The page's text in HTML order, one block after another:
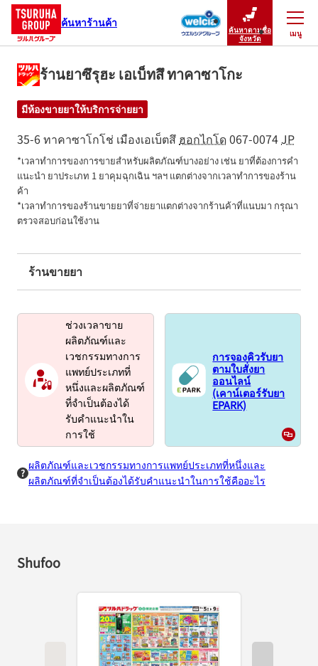
ค้นหาร้านค้า
ค้นหาตามชื่อ
จังหวัด
เมนู
ปิดเมนู
ร้านยาซึรุฮะ เอเบ็ทสึ ทาคาซาโกะ
มีห้องขายยาให้บริการจ่ายยา
35-6 ทาคาซาโกโช่ เมืองเอเบ็ตสึ ฮอกไกโด067-0074JP
*เวลาทำการของการขายสำหรับผลิตภัณฑ์บางอย่าง เช่น ยาที่ต้องการคำ
แนะนำ ยาประเภท 1 ยาคุมฉุกเฉิน ฯลฯ แตกต่างจากเวลาทำการของร้าน
ค้า
*เวลาทำการของร้านขายยาที่จ่ายยาแตกต่างจากร้านค้าที่แนบมา กรุณา
ตรวจสอบก่อนใช้งาน
ร้านขายยา
ช่วงเวลาขาย
ผลิตภัณฑ์และ
เวชกรรมทางการ
แพทย์ประเภทที่
หนึ่งและผลิตภัณฑ์
ที่จำเป็นต้องได้
รับคำแนะนำใน
การใช้
การจองคิวรับยา
ตามใบสั่งยา
ออนไลน์
(เคาน์เตอร์รับยา
EPARK)
ผลิตภัณฑ์และเวชกรรมทางการแพทย์ประเภทที่หนึ่งและ
ผลิตภัณฑ์ที่จำเป็นต้องได้รับคำแนะนำในการใช้คืออะไร
Shufoo